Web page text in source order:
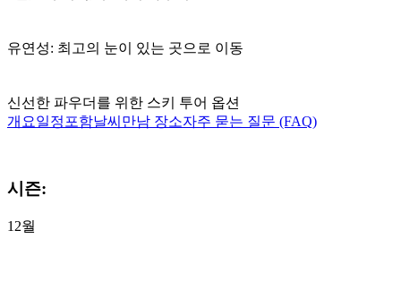
유연성: 최고의 눈이 있는 곳으로 이동
신선한 파우더를 위한 스키 투어 옵션
개요일정 포함날씨 만남 장소자주 묻는 질문 (FAQ)
시즌:
12월